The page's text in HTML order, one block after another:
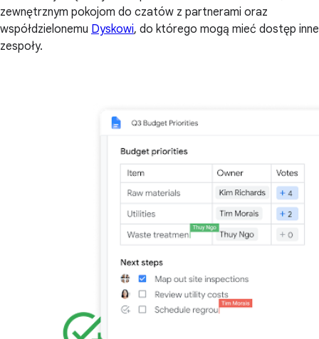
zewnętrznym pokojom do czatów z partnerami oraz
współdzielonemu Dyskowi, do którego mogą mieć dostęp inne
zespoły.